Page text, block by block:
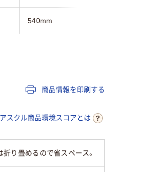
540mm
商品情報を印刷する
アスクル商品環境スコアとは
り畳めるので省スペース。